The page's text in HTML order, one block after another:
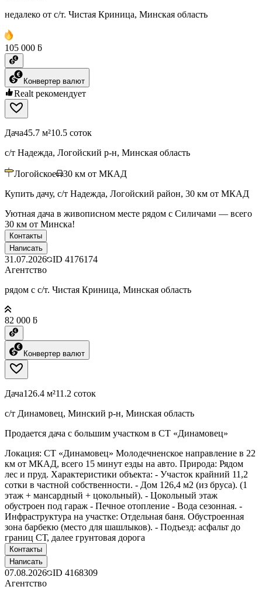
недалеко от с/т. Чистая Криница, Минская область
105 000 ƃ
Конвертер валют
Realt рекомендует
Дача45.7 м²10.5 соток
с/т Надежда, Логойский р-н, Минская область
Логойское 30 км от МКАД
Купить дачу, с/т Надежда, Логойский район, 30 км от МКАД
Уютная дача в живописном месте рядом с Силичами — всего
30 км от Минска!
Контакты
Написать
31.07.2026 ID 4176174
Агентство
рядом с с/т. Чистая Криница, Минская область
82 000 ƃ
Конвертер валют
Дача126.4 м²11.2 соток
с/т Динамовец, Минский р-н, Минская область
Продается дача с большим участком в СТ «Динамовец»
Локация: СТ «Динамовец» Молодечненское направление в 22
км от МКАД, всего 15 минут езды на авто. Природа: Рядом
лес и пруд. Характеристики объекта: - Участок крайний 11,2
сотки в частной собственности. - Дом 126,4 м2 (из бруса). (1
этаж + мансардный + цокольный). - Цокольный этаж
обустроен под гараж - Печное отопление - Вода сезонная. -
Инфраструктура на участке: Отдельная баня. Обустроенная
зона барбекю (место для шашлыков). - Подъезд: асфальт до
границ СТ, далее грунтовая дорога
Контакты
Написать
07.08.2026 ID 4168309
Агентство